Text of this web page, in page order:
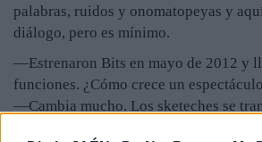
palabras, ruidos y onomatopeyas y
diálogo, pero es mínimo.
—Estrenaron Bits en mayo de 2012 y
funciones. ¿Cómo crece un
—Cambia mucho. Los sketeches se